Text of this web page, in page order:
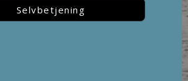
Selvbetjening